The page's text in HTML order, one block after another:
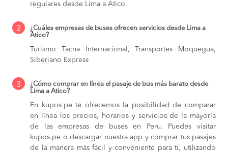
regulares desde Lima a Atico.
2
¿Cuáles empresas de buses ofrecen servicios desde Lima a
Atico?
Turismo Tacna Internacional, Transportes Moquegua,
Siberiano Express
3
¿Cómo comprar en línea el pasaje de bus más barato desde
Lima a Atico?
En kupos.pe te ofrecemos la posibilidad de comparar
en línea los precios, horarios y servicios de la mayoría
de las empresas de buses en Peru. Puedes visitar
kupos.pe o descargar nuestra app y comprar tus pasajes
de la manera más fácil y conveniente para ti, utilizando